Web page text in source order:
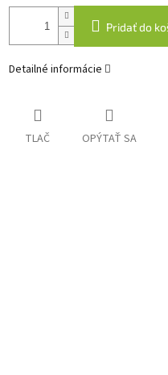
Pridať do
Detailné informácie
TLAČ OPÝTAŤ SA